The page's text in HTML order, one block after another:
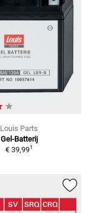
Louis Parts
Gel-Batterij
€ 39,991